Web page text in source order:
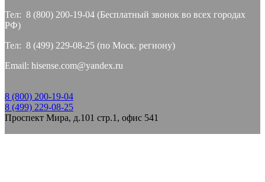
Тел: 8 (800) 200-19-04 (Бесплатный звонок во всех городах
РФ)
Тел: 8 (499) 229-08-25 (по Моск. региону)
Email: hisense.com@yandex.ru
8 (800) 200-19-04
8 (499) 229-08-25
Проспект Мира, д.101 стр.1, офис 541